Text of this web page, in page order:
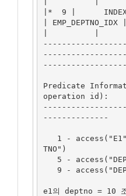
|*  9 |      INDEX
|
Predicate
operation id):
--------------
TNO")
e1의 deptno = 10